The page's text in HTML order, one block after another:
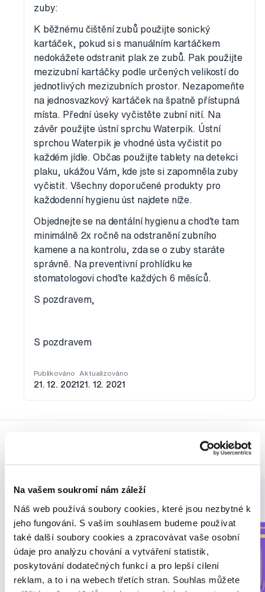
Na vašem soukromí nám záleží
Náš web používá soubory cookies, které jsou nezbytné k
jeho fungování. S vaším souhlasem budeme používat
také další soubory cookies a zpracovávat vaše osobní
údaje pro analýzu chování a vytváření statistik,
poskytování dodatečných funkcí a pro lepší cílení
reklam, a to i na webech třetích stran. Souhlas můžete
zuby:
K běžnému čištění zubů použijte sonický
kartáček, pokud si s manuálním kartáčkem
nedokážete odstranit plak ze zubů. Pak použijte
mezizubní kartáčky podle určených velikostí do
jednotlivých mezizubních prostor. Nezapomeňte
na jednosvazkový kartáček na špatně přístupná
místa. Přední úseky vyčistěte zubní nití. Na
závěr použijte ústní sprchu Waterpik. Ústní
sprchou Waterpik je vhodné ústa vyčistit po
každém jídle. Občas použijte tablety na detekci
plaku, ukážou Vám, kde jste si zapomněla zuby
vyčistit. Všechny doporučené produkty pro
každodenní hygienu úst najdete níže.
Objednejte se na dentální hygienu a choďte tam
minimálně 2x ročně na odstranění zubního
kamene a na kontrolu, zda se o zuby staráte
správně. Na preventivní prohlídku ke
stomatologovi choďte každých 6 měsíců.
S pozdravem,
S pozdravem
Publikováno
21. 12. 2021
Aktualizováno
21. 12. 2021